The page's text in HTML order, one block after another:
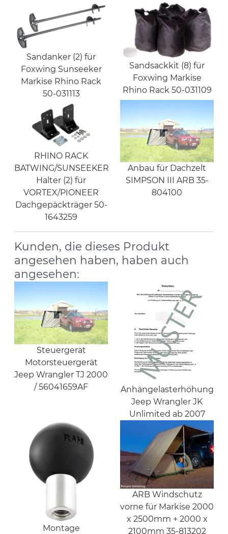
Sandanker (2) für
Foxwing Sunseeker
Markise Rhino Rack
50-031113
Sandsackkit (8) für
Foxwing Markise
Rhino Rack 50-031109
RHINO RACK
BATWING/SUNSEEKER
Halter (2) für
VORTEX/PIONEER
Dachgepäckträger 50-
1643259
Anbau für Dachzelt
SIMPSON III ARB 35-
804100
Kunden, die dieses Produkt
angesehen haben, haben auch
angesehen:
Steuergerät
Motorsteuergerät
Jeep Wrangler TJ 2000
/ 56041659AF
Anhängelasterhöhung
Jeep Wrangler JK
Unlimited ab 2007
Montage
ARB Windschutz
vorne für Markise 2000
x 2500mm + 2000 x
2100mm 35-813202